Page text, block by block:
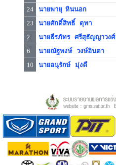
24
นายพายุ หินนอก
23
นายศักดิ์สิทธิ์ ตุทา
2
นายธีรภัทร ศรีสุธัญญาวงศ์
6
นายณัฐพงษ์ วงษ์อินตา
10
นายอนุรักษ์ มุ่งดี